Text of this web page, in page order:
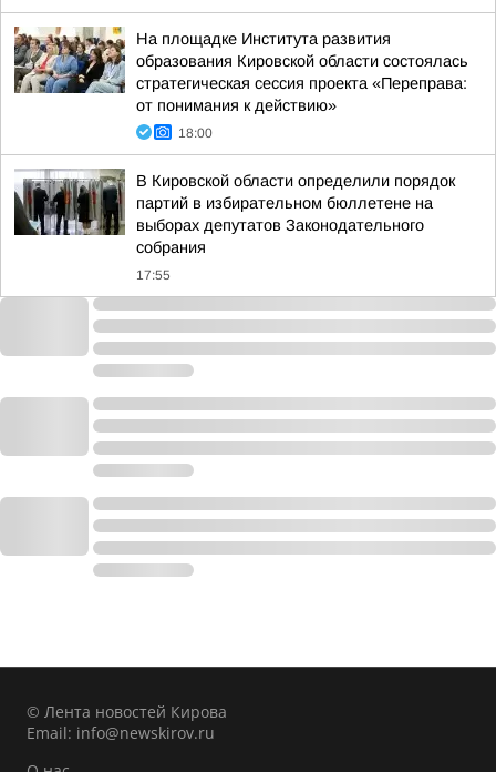
На площадке Института развития
образования Кировской области состоялась
стратегическая сессия проекта «Переправа:
от понимания к действию»
18:00
В Кировской области определили порядок
партий в избирательном бюллетене на
выборах депутатов Законодательного
собрания
17:55
© Лента новостей Кирова
Email: info@newskirov.ru